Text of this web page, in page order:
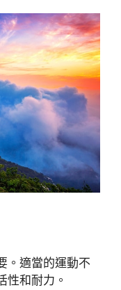
。適當的運動不
性和耐力。